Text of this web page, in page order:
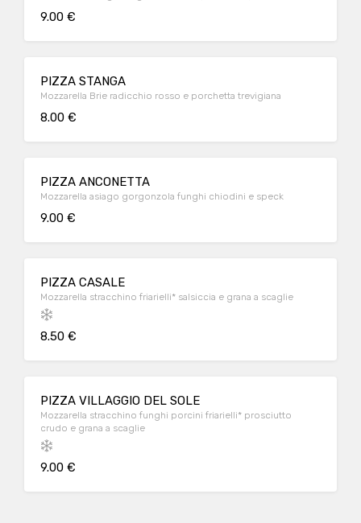
9.00 €
PIZZA STANGA
Mozzarella Brie radicchio rosso e porchetta trevigiana
8.00 €
PIZZA ANCONETTA
Mozzarella asiago gorgonzola funghi chiodini e speck
9.00 €
PIZZA CASALE
Mozzarella stracchino friarielli* salsiccia e grana a scaglie
8.50 €
PIZZA VILLAGGIO DEL SOLE
Mozzarella stracchino funghi porcini friarielli* prosciutto
crudo e grana a scaglie
9.00 €